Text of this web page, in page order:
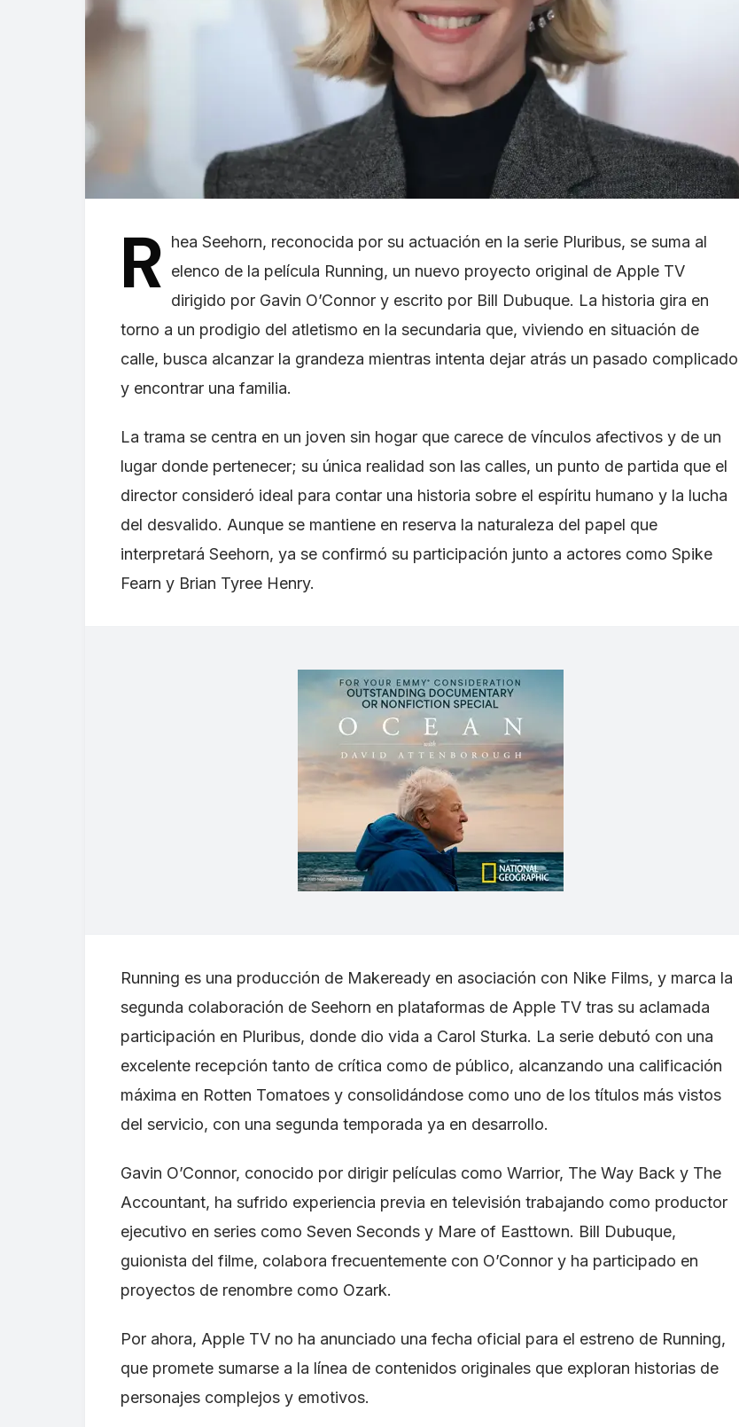
R hea Seehorn, reconocida por su actuación en la serie Pluribus, se suma al
elenco de la película Running, un nuevo proyecto original de Apple TV
dirigido por Gavin O’Connor y escrito por Bill Dubuque. La historia gira en
torno a un prodigio del atletismo en la secundaria que, viviendo en situación de
calle, busca alcanzar la grandeza mientras intenta dejar atrás un pasado complicado
y encontrar una familia.
La trama se centra en un joven sin hogar que carece de vínculos afectivos y de un
lugar donde pertenecer; su única realidad son las calles, un punto de partida que el
director consideró ideal para contar una historia sobre el espíritu humano y la lucha
del desvalido. Aunque se mantiene en reserva la naturaleza del papel que
interpretará Seehorn, ya se confirmó su participación junto a actores como Spike
Fearn y Brian Tyree Henry.
Running es una producción de Makeready en asociación con Nike Films, y marca la
segunda colaboración de Seehorn en plataformas de Apple TV tras su aclamada
participación en Pluribus, donde dio vida a Carol Sturka. La serie debutó con una
excelente recepción tanto de crítica como de público, alcanzando una calificación
máxima en Rotten Tomatoes y consolidándose como uno de los títulos más vistos
del servicio, con una segunda temporada ya en desarrollo.
Gavin O’Connor, conocido por dirigir películas como Warrior, The Way Back y The
Accountant, ha sufrido experiencia previa en televisión trabajando como productor
ejecutivo en series como Seven Seconds y Mare of Easttown. Bill Dubuque,
guionista del filme, colabora frecuentemente con O’Connor y ha participado en
proyectos de renombre como Ozark.
Por ahora, Apple TV no ha anunciado una fecha oficial para el estreno de Running,
que promete sumarse a la línea de contenidos originales que exploran historias de
personajes complejos y emotivos.